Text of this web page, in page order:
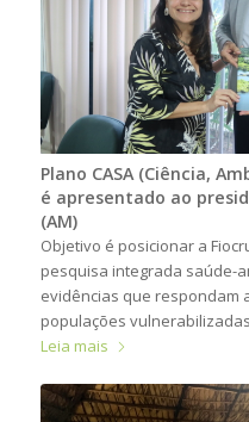
Plano CASA (Ciência,
é apresentado ao
(AM)
Objetivo é posicionar a
pesquisa integrada saúde-
evidências que respondam
populações
Leia mais